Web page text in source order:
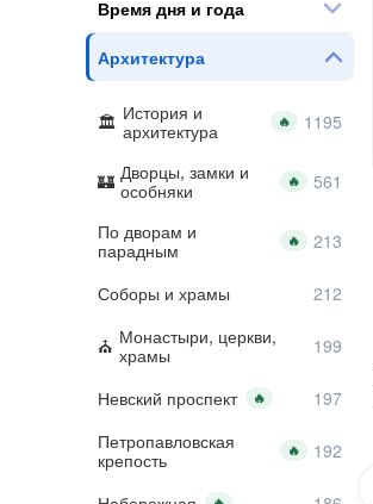
Время дня и года
Архитектура
История и
архитектура
🔥
Дворцы, замки и
особняки
🔥
По дворам и
парадным
🔥
Соборы и храмы
Монастыри, церкви,
храмы
Невский проспект
🔥
Петропавловская
крепость
🔥